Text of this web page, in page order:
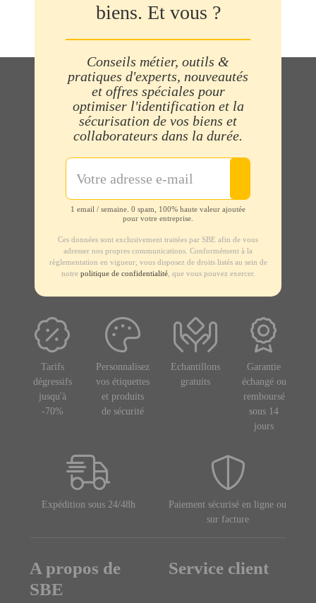
biens. Et vous ?
Conseils métier, outils &
pratiques d'experts, nouveautés
et offres spéciales pour
optimiser l'identification et la
sécurisation de vos biens et
collaborateurs dans la durée.
1 email / semaine. 0 spam, 100% haute valeur ajoutée
pour votre entreprise.
Ces données sont exclusivement traitées par SBE afin de vous
adresser nos propres communications. Conformément à la
règlementation en vigueur, vous disposez de droits listés au sein de
notre politique de confidentialité, que vous pouvez exercer.
Tarifs
dégressifs
jusqu'à
-70%
Personnalisez
vos étiquettes
et produits
de sécurité
Echantillons
gratuits
Garantie
échangé ou
remboursé
sous 14
jours
Expédition sous 24/48h
Paiement sécurisé en ligne ou
sur facture
A propos de
SBE
Service client